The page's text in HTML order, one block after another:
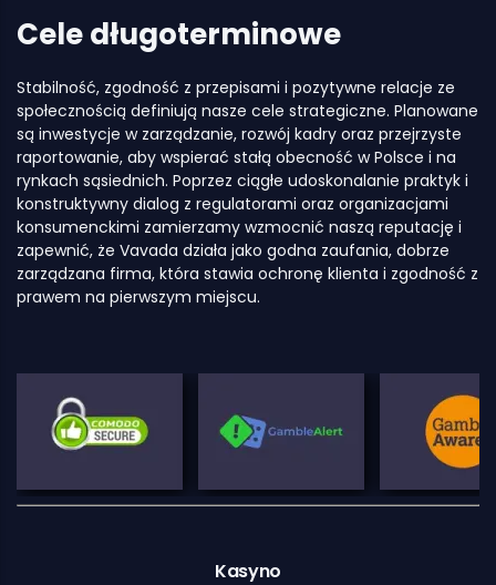
Cele długoterminowe
Stabilność, zgodność z przepisami i pozytywne relacje ze
społecznością definiują nasze cele strategiczne. Planowane
są inwestycje w zarządzanie, rozwój kadry oraz przejrzyste
raportowanie, aby wspierać stałą obecność w Polsce i na
rynkach sąsiednich. Poprzez ciągłe udoskonalanie praktyk i
konstruktywny dialog z regulatorami oraz organizacjami
konsumenckimi zamierzamy wzmocnić naszą reputację i
zapewnić, że Vavada działa jako godna zaufania, dobrze
zarządzana firma, która stawia ochronę klienta i zgodność z
prawem na pierwszym miejscu.
Kasyno